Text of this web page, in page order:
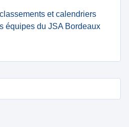
et calendriers
équipes du JSA Bordeaux